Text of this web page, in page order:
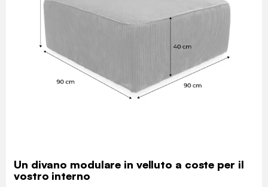
Un divano modulare in velluto a coste per il
vostro interno